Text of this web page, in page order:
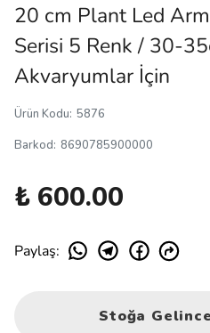
20 cm Plant Led
Serisi 5 Renk / 30-
Akvaryumlar İçin
Ürün Kodu: 5876
Barkod: 8690785900000
₺ 600.00
Paylaş:
Stoğa